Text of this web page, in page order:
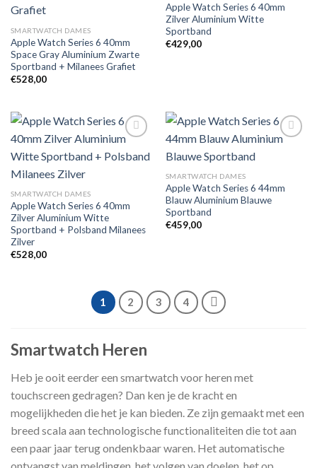
SMARTWATCH DAMES
Apple Watch Series 6 40mm
Space Gray Aluminium Zwarte
Sportband + Milanees Grafiet
€528,00
verlanglijst
Apple Watch Series 6 40mm
Zilver Aluminium Witte
Sportband
€429,00
SMARTWATCH DAMES
Apple Watch Series 6 40mm
Zilver Aluminium Witte
Sportband + Polsband Milanees
Zilver
€528,00
verlanglijst
SMARTWATCH DAMES
Apple Watch Series 6 44mm
Blauw Aluminium Blauwe
Sportband
€459,00
1 2 3 4
Smartwatch Heren
Heb je ooit eerder een smartwatch voor heren met
touchscreen gedragen? Dan ken je de kracht en
mogelijkheden die het je kan bieden. Ze zijn gemaakt met een
breed scala aan technologische functionaliteiten die tot aan
een paar jaar terug ondenkbaar waren. Het automatische
ontvangst van meldingen, het volgen van doelen, het op